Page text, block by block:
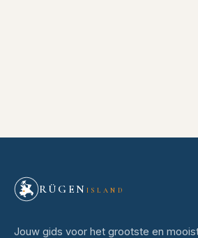
RÜGEN ISLAND
Jouw gids voor het grootste en